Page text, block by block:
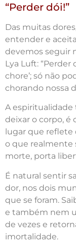
“Perder dói!”
Das muitas
entender e
devemos seguir
Lya Luft: “Perder
chore’; só não
chorando nossa
A
deixar o corpo, é
lugar que
o que realmente
morte, porta
É natural sentir
dor, nos dois
que se foram.
e também nem
de vezes e
imortalidade.